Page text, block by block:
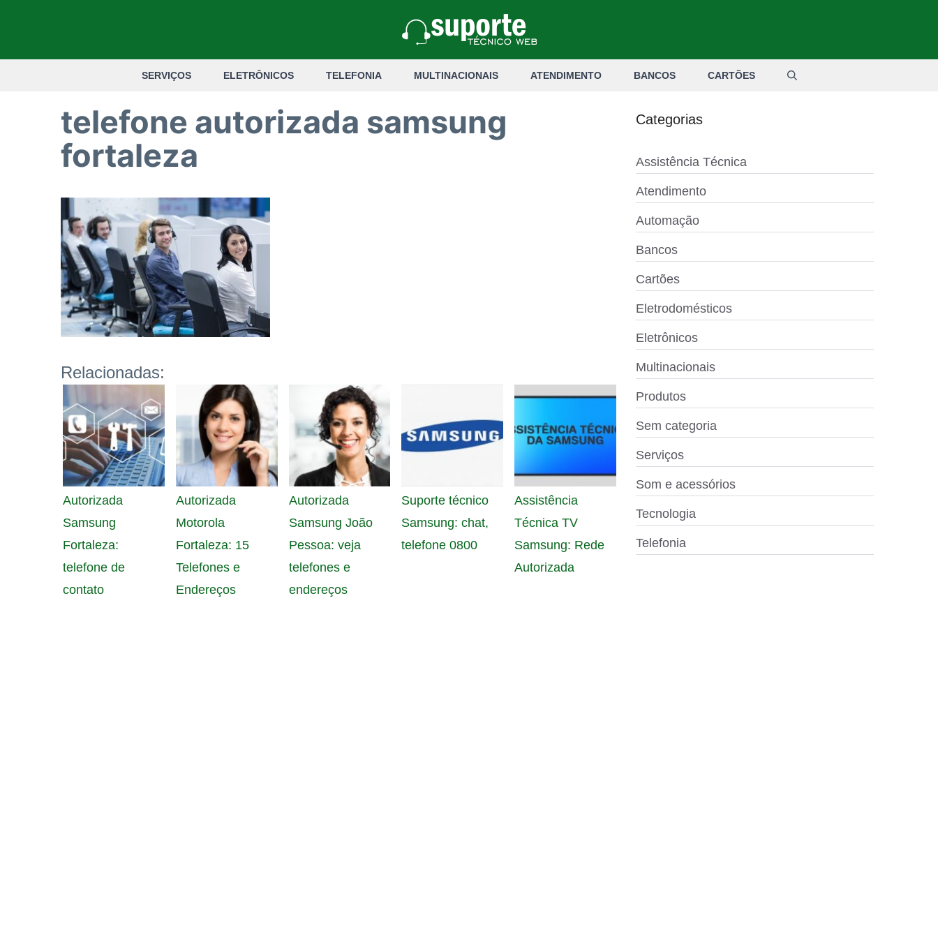
SERVIÇOS ELETRÔNICOS TELEFONIA MULTINACIONAIS ATENDIMENTO BANCOS CARTÕES
telefone autorizada samsung
fortaleza
Relacionadas:
Autorizada
Samsung
Fortaleza:
telefone de
contato
Autorizada
Motorola
Fortaleza: 15
Telefones e
Endereços
Autorizada
Samsung João
Pessoa: veja
telefones e
endereços
Suporte técnico
Samsung: chat,
telefone 0800
Assistência
Técnica TV
Samsung: Rede
Autorizada
Categorias
Assistência Técnica
Atendimento
Automação
Bancos
Cartões
Eletrodomésticos
Eletrônicos
Multinacionais
Produtos
Sem categoria
Serviços
Som e acessórios
Tecnologia
Telefonia